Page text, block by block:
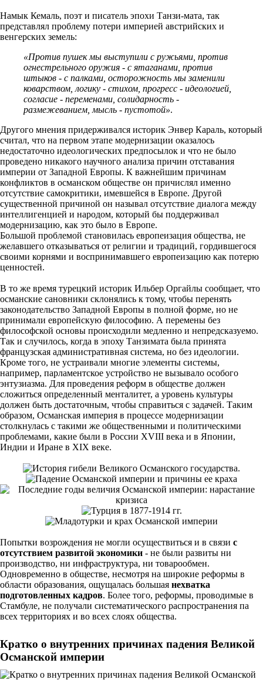
Намык Кемаль, поэт и писатель эпохи Танзи-мата, так
представлял проблему потери империей австрийских и
венгерских земель:
«Против пушек мы выступили с ружьями, против
огнестрельного оружия - с ятаганами, против
штыков - с палками, осторожность мы заменили
коварством, логику - стихом, прогресс - идеологией,
согласие - переменами, солидарность -
размежеванием, мысль - пустотой».
Другого мнения придерживался историк Энвер Караль, который
считал, что на первом этапе модернизации оказалось
недостаточно идеологических предпосылок и что не было
проведено никакого научного анализа причин отставания
империи от Западной Европы. К важнейшим причинам
конфликтов в османском обществе он причислял именно
отсутствие самокритики, имевшейся в Европе. Другой
существенной причиной он называл отсутствие диалога между
интеллигенцией и народом, который бы поддерживал
модернизацию, как это было в Европе.
Большой проблемой становилась европеизация общества, не
желавшего отказываться от религии и традиций, гордившегося
своими корнями и воспринимавшего европеизацию как потерю
ценностей.
В то же время турецкий историк Ильбер Оргайлы сообщает, что
османские сановники склонялись к тому, чтобы перенять
законодательство Западной Европы в полной форме, но не
принимали европейскую философию. А перемены без
философской основы происходили медленно и непредсказуемо.
Так и случилось, когда в эпоху Танзимата была принята
французская административная система, но без идеологии.
Кроме того, не устраивали многие элементы системы,
например, парламентское устройство не вызывало особого
энтузиазма. Для проведения реформ в обществе должен
сложиться определенный менталитет, а уровень культуры
должен быть достаточным, чтобы справиться с задачей. Таким
образом, Османская империя в процессе модернизации
столкнулась с такими же общественными и политическими
проблемами, какие были в России XVIII века и в Японии,
Индии и Иране в XIX веке.
Попытки возрождения не могли осуществиться и в связи с
отсутствием развитой экономики - не были развиты ни
производство, ни инфраструктура, ни товарообмен.
Одновременно в обществе, несмотря на широкие реформы в
области образования, ощущалась большая нехватка
подготовленных кадров. Более того, реформы, проводимые в
Стамбуле, не получали систематического распространения па
всех территориях и во всех слоях общества.
Кратко о внутренних причинах падения Великой
Османской империи